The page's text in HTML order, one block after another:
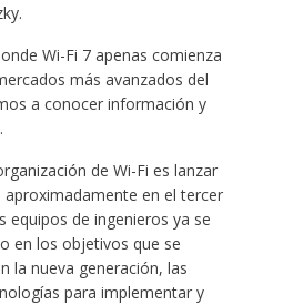
Wi-Fi 7 apenas comienza
más avanzados del
a conocer información y
de Wi-Fi es lanzar
aproximadamente en el tercer
equipos de ingenieros ya se
en los objetivos que se
la nueva generación, las
para implementar y